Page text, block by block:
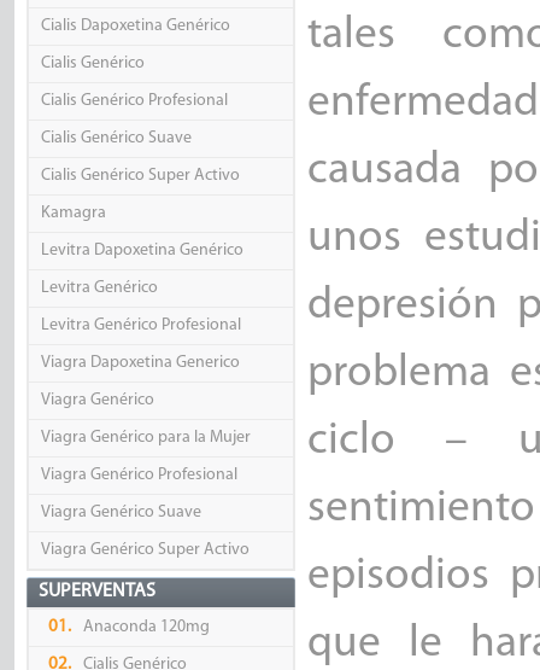
Cialis Dapoxetina Genérico
Cialis Genérico
Cialis Genérico Profesional
Cialis Genérico Suave
Cialis Genérico Super Activo
Kamagra
Levitra Dapoxetina Genérico
Levitra Genérico
Levitra Genérico Profesional
Viagra Dapoxetina Generico
Viagra Genérico
Viagra Genérico para la Mujer
Viagra Genérico Profesional
Viagra Genérico Suave
Viagra Genérico Super Activo
SUPERVENTAS
01. Anaconda 120mg
02. Cialis Genérico
tales
causada
unos
depresión
problema
ciclo –
episodios
que le